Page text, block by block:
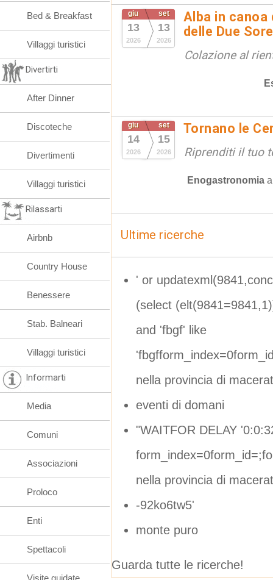
giu
13
2026
set
13
2026
Alba in canoa
delle Due
Colazione al
giu
14
2026
set
15
2026
Tornano le
Riprenditi il tuo
Enogastronomia
Ultime ricerche
' or
(select
and 'fbgf' like
nella provincia di
eventi di domani
"WAITFOR DELAY
nella provincia di
-92ko6tw5'
monte puro
Guarda tutte le ricerche!
Bed & Breakfast
Villaggi turistici
Divertirti
After Dinner
Discoteche
Divertimenti
Villaggi turistici
Rilassarti
Airbnb
Country House
Benessere
Stab. Balneari
Villaggi turistici
Informarti
Media
Comuni
Associazioni
Proloco
Enti
Spettacoli
Visite guidate